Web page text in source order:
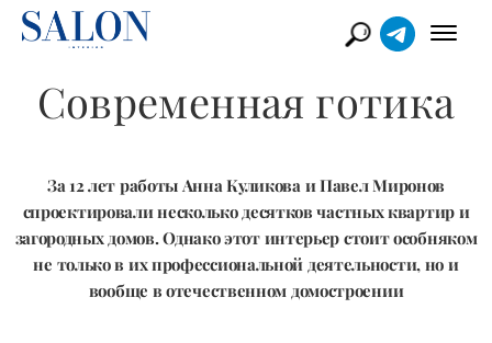
Современная готика
За 12 лет работы Анна Куликова и Павел Миронов
спроектировали несколько десятков частных квартир и
загородных домов. Однако этот интерьер стоит особняком
не только в их профессиональной деятельности, но и
вообще в отечественном домостроении